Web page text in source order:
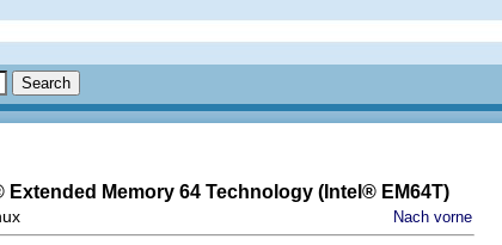
Extended Memory 64 Technology ( Intel ® EM64T)
Nach vorne